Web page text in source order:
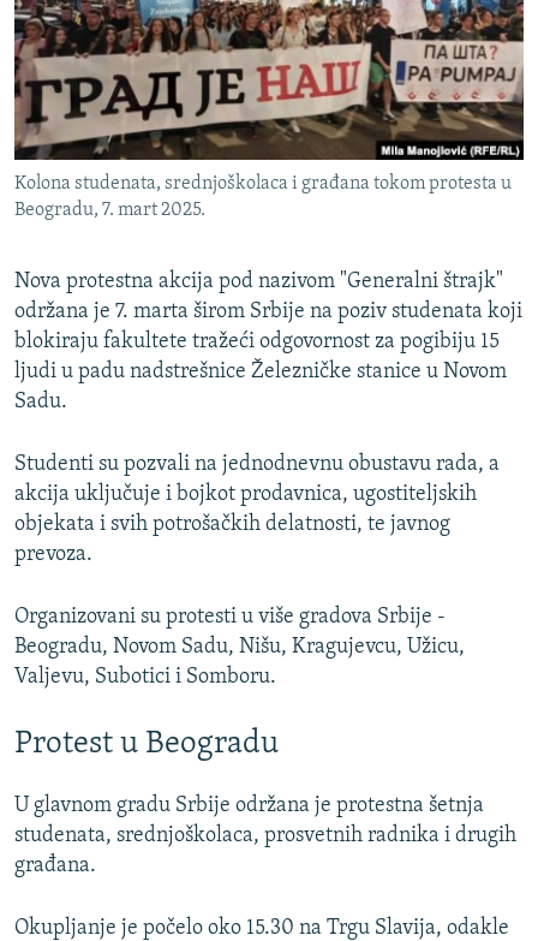
ISPRIČAJ MI
DNEVNO@RSE
SPECIJALI RSE
VIŠE OD NASLOVA
GENOCID U SREBRENICI
TV LIBERTY
POST SCRIPTUM
MOJA EVROPA
TRI DECENIJE OD RATA U BIH
SVE KARTE DEJTONA
NASTANAK I RASPAD JUGOSLAVIJE
PRATITE NAS
Sve RFE/RL stranice
Kolona studenata, srednjoškolaca i građana tokom protesta u
Beogradu, 7. mart 2025.
Nova protestna akcija pod nazivom "Generalni štrajk"
održana je 7. marta širom Srbije na poziv studenata koji
blokiraju fakultete tražeći odgovornost za pogibiju 15
ljudi u padu nadstrešnice Železničke stanice u Novom
Sadu.
Studenti su pozvali na jednodnevnu obustavu rada, a
akcija uključuje i bojkot prodavnica, ugostiteljskih
objekata i svih potrošačkih delatnosti, te javnog
prevoza.
Organizovani su protesti u više gradova Srbije -
Beogradu, Novom Sadu, Nišu, Kragujevcu, Užicu,
Valjevu, Subotici i Somboru.
Protest u Beogradu
U glavnom gradu Srbije održana je protestna šetnja
studenata, srednjoškolaca, prosvetnih radnika i drugih
građana.
Okupljanje je počelo oko 15.30 na Trgu Slavija, odakle